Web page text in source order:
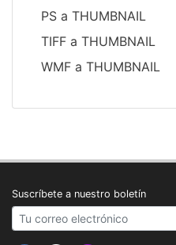
PS a THUMBNAIL
TIFF a THUMBNAIL
WMF a THUMBNAIL
Suscríbete a nuestro boletín
Your email address